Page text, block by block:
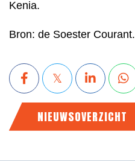
Kenia.
Bron: de Soester Courant.
NIEUWSOVERZICHT